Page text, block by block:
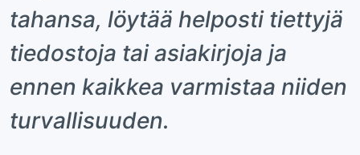
tahansa, löytää helposti tiettyjä
tiedostoja tai asiakirjoja ja
ennen kaikkea varmistaa niiden
turvallisuuden.